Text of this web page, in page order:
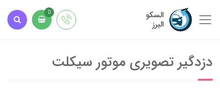
السکو
البرز
0
دزدگیر تصویری موتور سیکلت